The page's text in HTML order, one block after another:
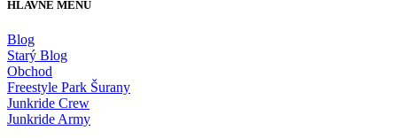
HLAVNÉ MENU
Blog
Starý Blog
Obchod
Freestyle Park Šurany
Junkride Crew
Junkride Army